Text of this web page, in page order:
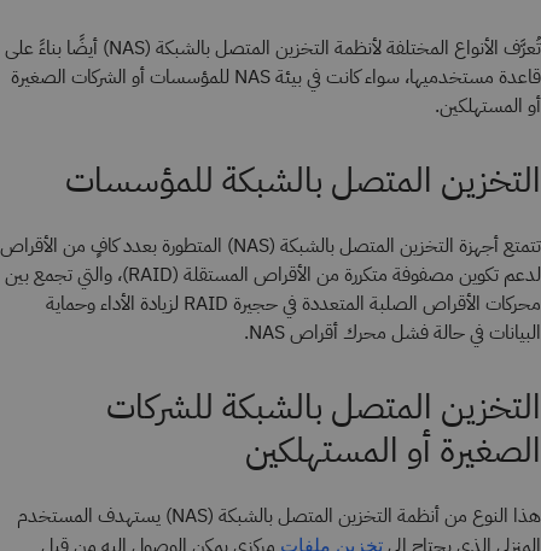
تُعرَّف الأنواع المختلفة لأنظمة التخزين المتصل بالشبكة (NAS) أيضًا بناءً على
قاعدة مستخدميها، سواء كانت في بيئة NAS للمؤسسات أو الشركات الصغيرة
أو المستهلكين.
التخزين المتصل بالشبكة للمؤسسات
تتمتع أجهزة التخزين المتصل بالشبكة (NAS) المتطورة بعدد كافٍ من الأقراص
لدعم تكوين مصفوفة متكررة من الأقراص المستقلة (RAID)، والتي تجمع بين
محركات الأقراص الصلبة المتعددة في حجيرة RAID لزيادة الأداء وحماية
البيانات في حالة فشل محرك أقراص NAS.
التخزين المتصل بالشبكة للشركات
الصغيرة أو المستهلكين
هذا النوع من أنظمة التخزين المتصل بالشبكة (NAS) يستهدف المستخدم
تخزين ملفات